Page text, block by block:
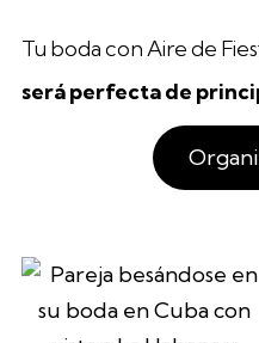
Tu boda con Aire de
será perfecta de